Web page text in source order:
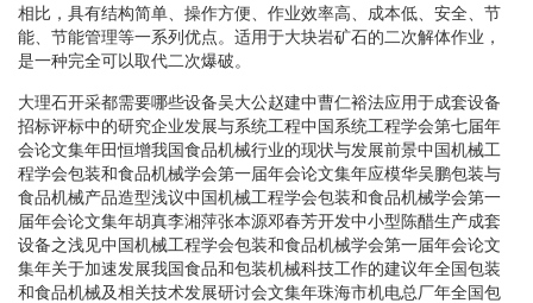
相比，具有结构简单、操作方便、作业效率高、成本低、安全、节
能、节能管理等一系列优点。适用于大块岩矿石的二次解体作业，
是一种完全可以取代二次爆破。
大理石开采都需要哪些设备吴大公赵建中曹仁裕法应用于成套设备
招标评标中的研究企业发展与系统工程中国系统工程学会第七届年
会论文集年田恒增我国食品机械行业的现状与发展前景中国机械工
程学会包装和食品机械学会第一届年会论文集年应模华吴鹏包装与
食品机械产品造型浅议中国机械工程学会包装和食品机械学会第一
届年会论文集年胡真李湘萍张本源邓春芳开发中小型陈醋生产成套
设备之浅见中国机械工程学会包装和食品机械学会第一届年会论文
集年关于加速发展我国食品和包装机械科技工作的建议年全国包装
和食品机械及相关技术发展研讨会文集年珠海市机电总厂年全国包